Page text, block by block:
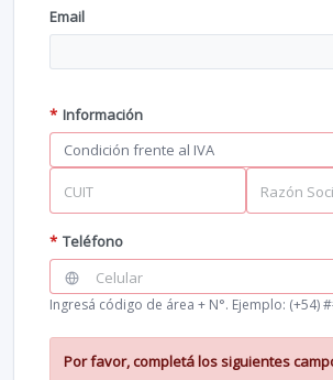
Email
* Información
CUIT Razón
* Teléfono
Celular
Ingresá código de área + N°. Ejemplo: (+54)
Por favor, completá los siguientes